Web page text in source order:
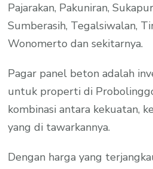
Pajarakan, Pakuniran,
Sumberasih, Tegalsiwalan,
Wonomerto dan sekitarnya.
Pagar panel beton adalah
untuk properti di
kombinasi antara kekuatan,
yang di tawarkannya.
Dengan harga yang